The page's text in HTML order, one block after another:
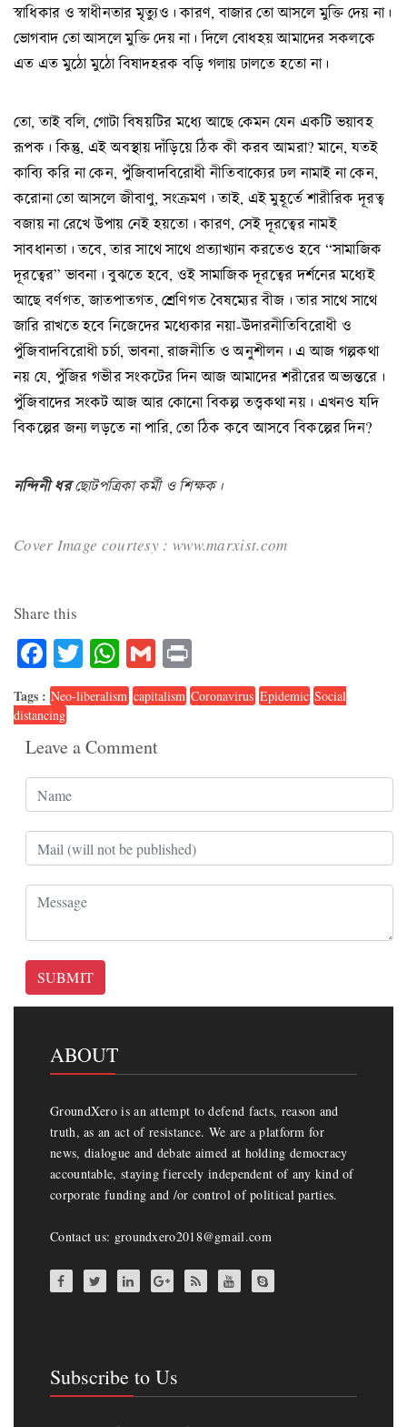
স্বাধিকার ও স্বাধীনতার মৃত্যুও। কারণ, বাজার তো আসলে মুক্তি দেয় না।
ভোগবাদ তো আসলে মুক্তি দেয় না। দিলে বোধহয় আমাদের সকলকে
এত এত মুঠো মুঠো বিষাদহরক বড়ি গলায় ঢালতে হতো না।
তো, তাই বলি, গোটা বিষয়টির মধ্যে আছে কেমন যেন একটি ভয়াবহ
রূপক। কিন্তু, এই অবস্থায় দাঁড়িয়ে ঠিক কী করব আমরা? মানে, যতই
কাব্যি করি না কেন, পুঁজিবাদবিরোধী নীতিবাক্যের ঢল নামাই না কেন,
করোনা তো আসলে জীবাণু, সংক্রমণ। তাই, এই মুহূর্তে শারীরিক দূরত্ব
বজায় না রেখে উপায় নেই হয়তো। কারণ, সেই দূরত্বের নামই
সাবধানতা। তবে, তার সাথে সাথে প্রত্যাখ্যান করতেও হবে “সামাজিক
দূরত্বের” ভাবনা। বুঝতে হবে, ওই সামাজিক দূরত্বের দর্শনের মধ্যেই
আছে বর্ণগত, জাতপাতগত, শ্রেণিগত বৈষম্যের বীজ। তার সাথে সাথে
জারি রাখতে হবে নিজেদের মধ্যেকার নয়া-উদারনীতিবিরোধী ও
পুঁজিবাদবিরোধী চর্চা, ভাবনা, রাজনীতি ও অনুশীলন। এ আজ গল্পকথা
নয় যে, পুঁজির গভীর সংকটের দিন আজ আমাদের শরীরের অভ্যন্তরে।
পুঁজিবাদের সংকট আজ আর কোনো বিকল্প তত্ত্বকথা নয়। এখনও যদি
বিকল্পের জন্য লড়তে না পারি, তো ঠিক কবে আসবে বিকল্পের দিন?
নন্দিনী ধরছোটপত্রিকা কর্মী ও শিক্ষক।
Cover Image courtesy : www.marxist.com
Share this
Facebook
TwitterWhatsApp
Gmail
Tags : Neo-liberalism capitalism Coronavirus Epidemic Social
distancing
Leave a Comment
SUBMIT
ABOUT
GroundXero is an attempt to defend facts, reason and
truth, as an act of resistance. We are a platform for
news, dialogue and debate aimed at holding democracy
accountable, staying fiercely independent of any kind of
corporate funding and /or control of political parties.
Contact us: groundxero2018@gmail.com
Subscribe to Us